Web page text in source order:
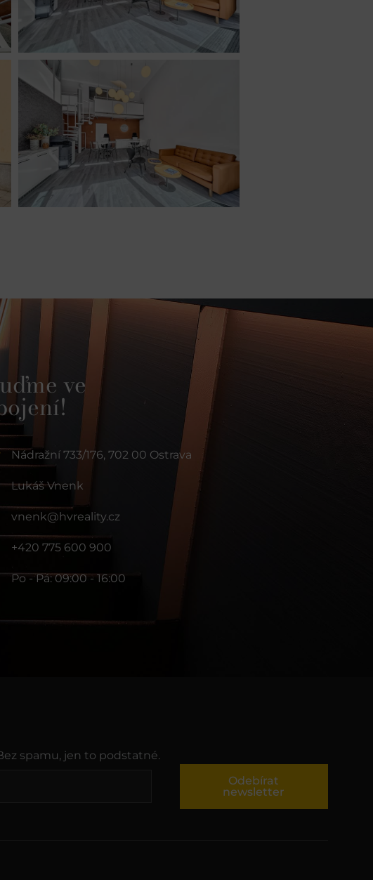
ve
Nádražní 733/176, 702 00 Ostrava
Lukáš Vnenk
vnenk@hvreality.cz
+420 775 600 900
Po - Pá: 09:00 - 16:00
spamu, jen to podstatné.
Odebírat
newsletter